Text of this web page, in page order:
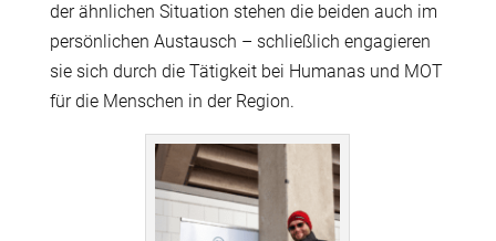
derähnlichen Situation stehen die beiden auch im
persönlichen Austausch – schließlich engagieren
sie sich durch die Tätigkeit bei Humanas und MOT
für die Menschen in der Region.